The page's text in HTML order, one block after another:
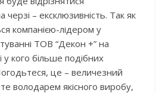
черзі – ексклюзивність. Так як
компанією-лідером у
ТОВ “Декон +” на
кого більше подібних
це – величезний
володарем якісного виробу,